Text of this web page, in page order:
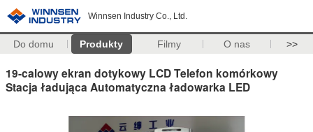
Winnsen Industry Co., Ltd.
Do domu Produkty Filmy O nas >>
19-calowy ekran dotykowy LCD Telefon komórkowy
Stacja ładująca Automatyczna ładowarka LED